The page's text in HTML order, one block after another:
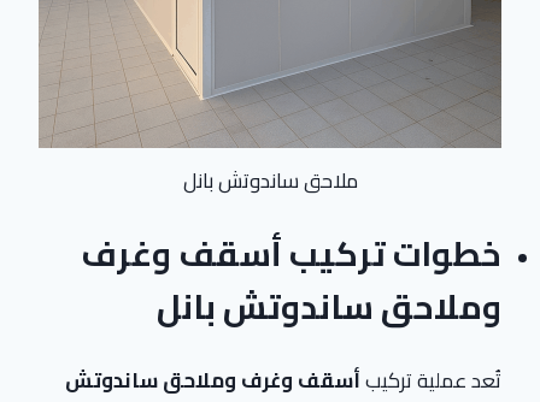
ملاحق ساندوتش بانل
خطوات تركيب أسقف وغرف
وملاحق ساندوتش بانل
تُعد عملية تركيبأسقف وغرف وملاحق ساندوتش